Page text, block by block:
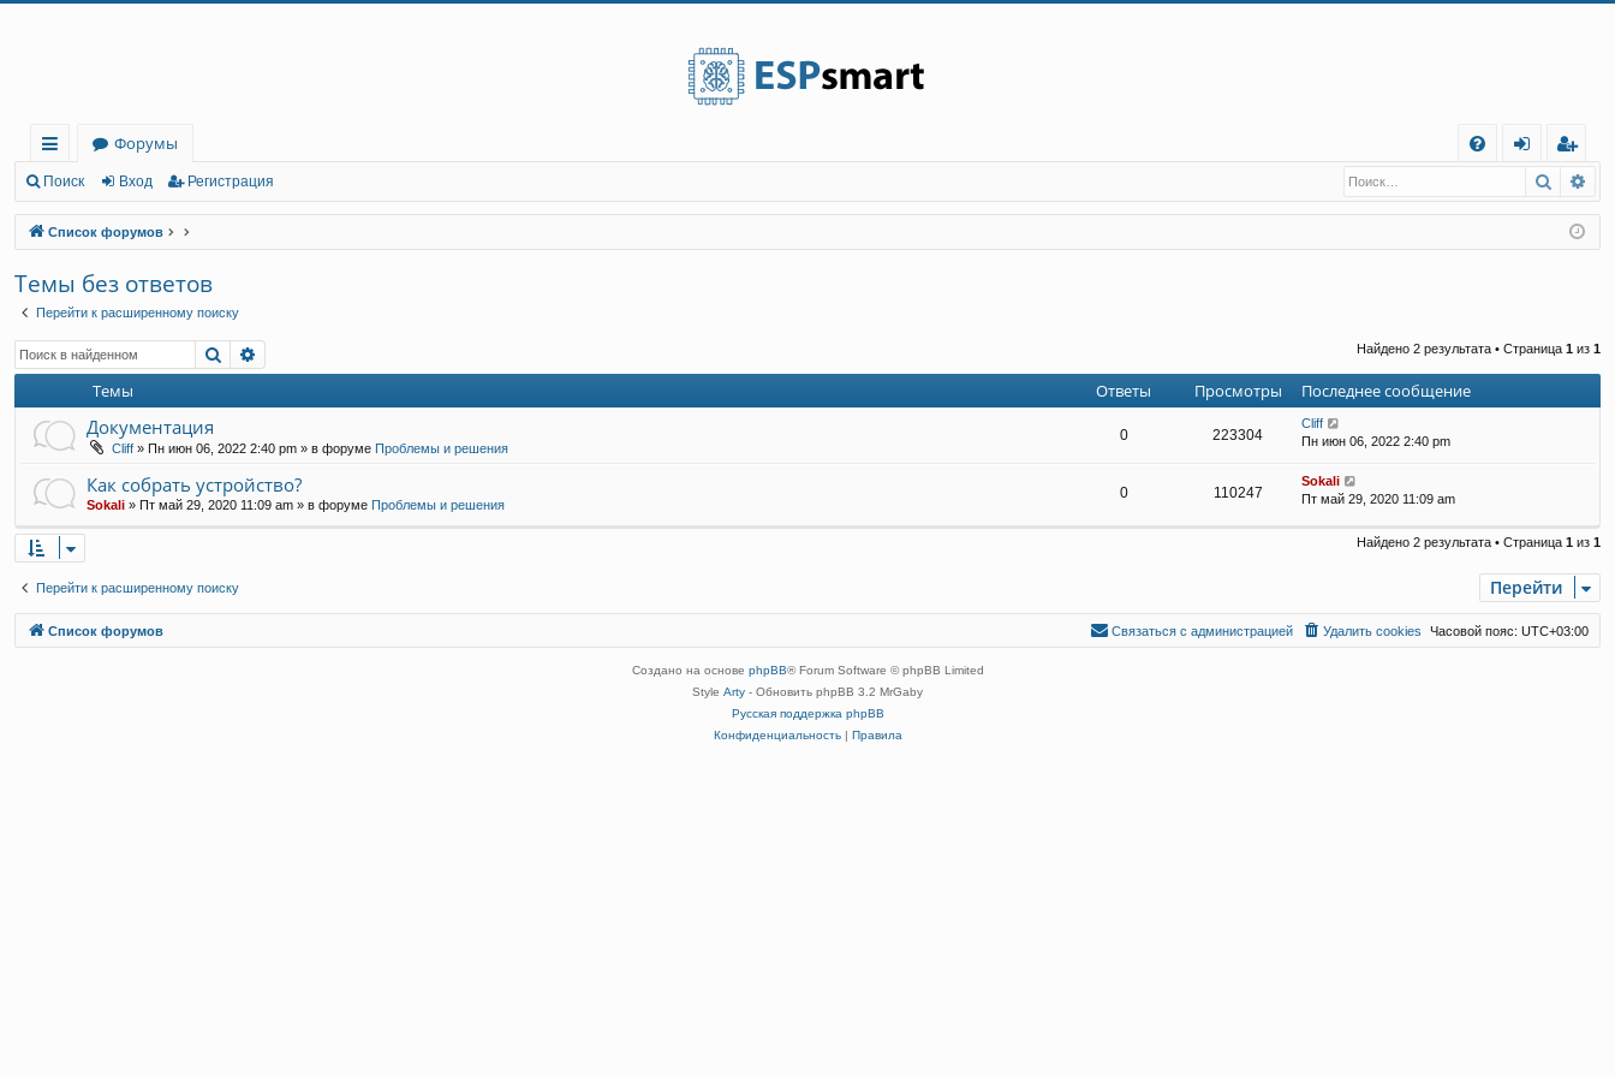
с
ы
лк
и
Форумы
Q
д
г
ис
тр
Поиск Вход Регистрация Поиск
Список форумов
Темы без ответов
Перейти к расширенному поиску
Поиск Найдено 2 результата • Страница 1 из 1
Темы Ответы Просмотры Последнее сообщение
Документация
Cliff » Пн июн 06, 2022 2:40 pm » в форуме Проблемы и решения
0 223304
Cliff
Пн июн 06, 2022 2:40 pm
Как собрать устройство?
Sokali » Пт май 29, 2020 11:09 am » в форуме Проблемы и решения
0 110247
Sokali
Пт май 29, 2020 11:09 am
Найдено 2 результата • Страница 1 из 1
Перейти к расширенному поиску Перейти
Список форумов Часовой пояс: UTC+03:00
Удалить cookies
Связаться с
Связаться с администрацией
Создано на основе phpBB® Forum Software © phpBB Limited
Style Arty - Обновить phpBB 3.2 MrGaby
Русская поддержка phpBB
Конфиденциальность| Правила